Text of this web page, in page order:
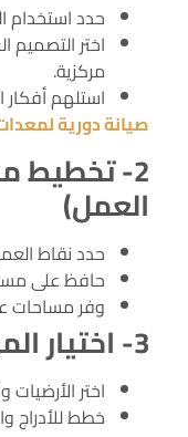
حدد استخدام
اختر
مركزية.
استلهم أفكار
صيانة دورية
2- تخطيط
العمل)
حدد نقاط
حافظ على
وفر مساحات
3- اختيار المواد والتشطيبات
اختر
خطط للأدراج